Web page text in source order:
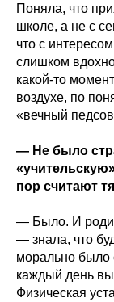
Поняла, что
школе, а не с
что с
слишком
какой‑то
воздухе, по
«вечный
— Не было
пор считают
— Было. И
— знала, что
морально было
каждый день
Физическая